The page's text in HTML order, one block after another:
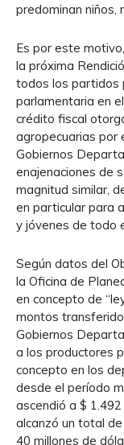
predominan niños,
Es por este
la próxima
todos los partidos
parlamentaria en
crédito fiscal
agropecuarias por
Gobiernos
enajenaciones de
magnitud similar,
en particular para
y jóvenes de todo
Según datos del
la Oficina de
en concepto de
montos
Gobiernos
a los productores
concepto en los
desde el período
ascendió a $
alcanzó un total
40 millones de